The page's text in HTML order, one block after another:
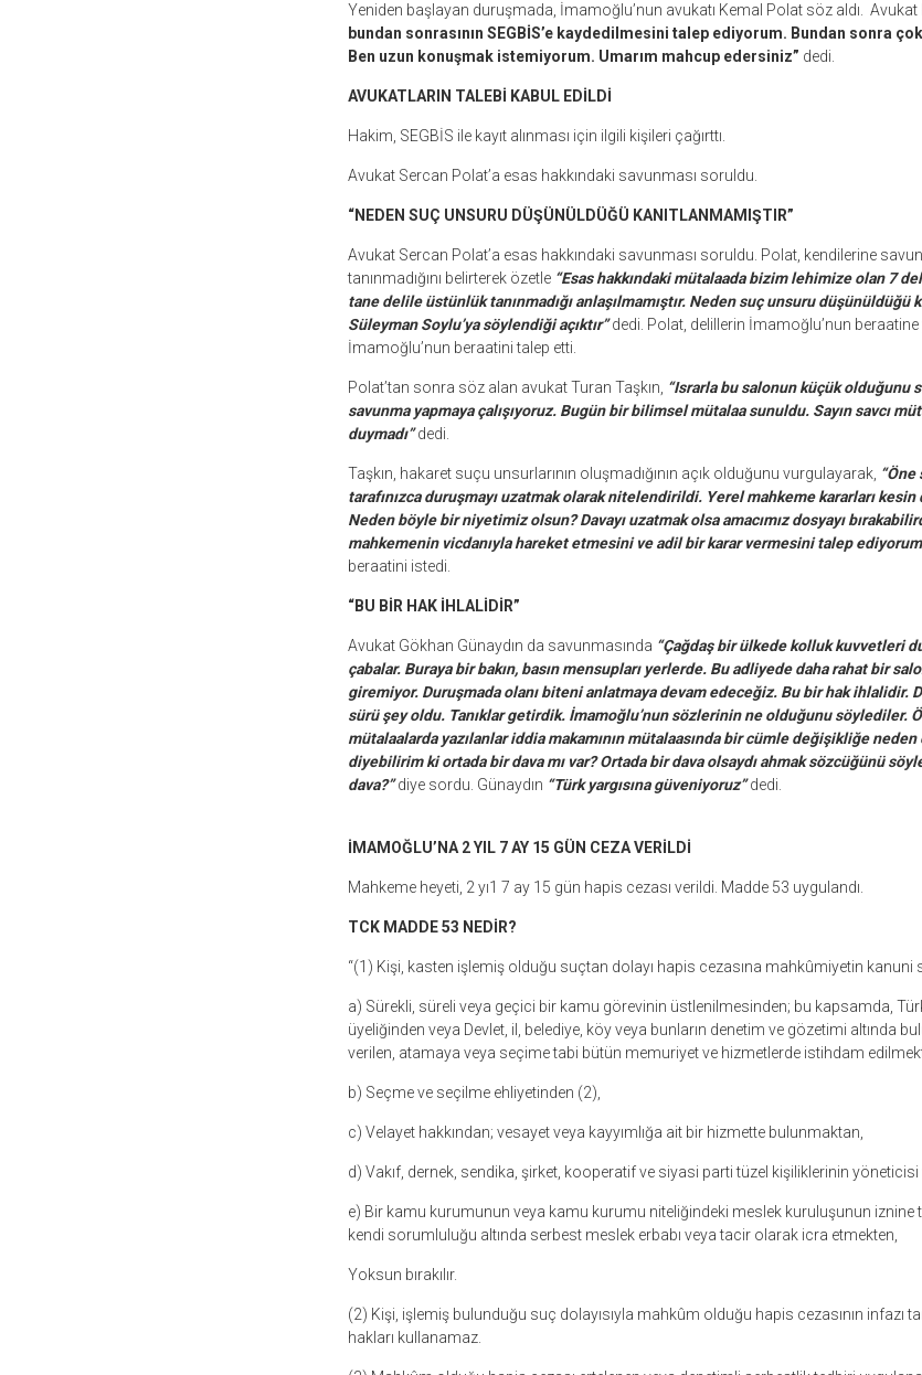
Yeniden başlayan duruşmada, İmamoğlu’nun avukatı Kemal Polat söz aldı. Avukat
bundan sonrasının SEGBİS’e kaydedilmesini talep ediyorum. Bundan sonra
Ben uzun konuşmak istemiyorum. Umarım mahcup edersiniz” dedi.
AVUKATLARIN TALEBİ KABUL EDİLDİ
Hakim, SEGBİS ile kayıt alınması için ilgili kişileri çağırttı.
Avukat Sercan Polat’a esas hakkındaki savunması soruldu.
“NEDEN SUÇ UNSURU DÜŞÜNÜLDÜĞÜ KANITLANMAMIŞTIR”
Avukat Sercan Polat’a esas hakkındaki savunması soruldu. Polat, kendilerine
tanınmadığını belirterek özetle “Esas hakkındaki mütalaada bizim lehimize olan 7
tane delile üstünlük tanınmadığı anlaşılmamıştır. Neden suç unsuru düşünüldüğü
Süleyman Soylu’ya söylendiği açıktır”dedi. Polat, delillerin İmamoğlu’nun beraatine
İmamoğlu’nun beraatini talep etti.
Polat’tan sonra söz alan avukat Turan Taşkın, “Israrla bu salonun küçük olduğunu
savunma yapmaya çalışıyoruz. Bugün bir bilimsel mütalaa sunuldu. Sayın savcı
duymadı”dedi.
Taşkın, hakaret suçu unsurlarının oluşmadığının açık olduğunu vurgulayarak,
tarafınızca duruşmayı uzatmak olarak nitelendirildi. Yerel mahkeme kararları
Neden böyle bir niyetimiz olsun? Davayı uzatmak olsa amacımız dosyayı
mahkemenin vicdanıyla hareket etmesini ve adil bir karar vermesini talep
beraatini istedi.
“BU BİR HAK İHLALİDİR”
Avukat Gökhan Günaydın da savunmasında “Çağdaş bir ülkede kolluk kuvvetleri
çabalar. Buraya bir bakın, basın mensupları yerlerde. Bu adliyede daha rahat bir
giremiyor. Duruşmada olanı biteni anlatmaya devam edeceğiz. Bu bir hak ihlalidir.
sürü şey oldu. Tanıklar getirdik. İmamoğlu’nun sözlerinin ne olduğunu söylediler.
mütalaalarda yazılanlar iddia makamının mütalaasında bir cümle değişikliğe
diyebilirim ki ortada bir dava mı var? Ortada bir dava olsaydı ahmak sözcüğünü
dava?”diye sordu. Günaydın “Türk yargısına güveniyoruz”dedi.
İMAMOĞLU’NA 2 YIL 7 AY 15 GÜN CEZA VERİLDİ
Mahkeme heyeti, 2 yı1 7 ay 15 gün hapis cezası verildi. Madde 53 uygulandı.
TCK MADDE 53 NEDİR?
“(1) Kişi, kasten işlemiş olduğu suçtan dolayı hapis cezasına mahkûmiyetin
a) Sürekli, süreli veya geçici bir kamu görevinin üstlenilmesinden; bu kapsamda,
üyeliğinden veya Devlet, il, belediye, köy veya bunların denetim ve gözetimi altında
verilen, atamaya veya seçime tabi bütün memuriyet ve hizmetlerde istihdam
b) Seçme ve seçilme ehliyetinden (2),
c) Velayet hakkından; vesayet veya kayyımlığa ait bir hizmette bulunmaktan,
d) Vakıf, dernek, sendika, şirket, kooperatif ve siyasi parti tüzel kişiliklerinin
e) Bir kamu kurumunun veya kamu kurumu niteliğindeki meslek kuruluşunun iznine
kendi sorumluluğu altında serbest meslek erbabı veya tacir olarak icra etmekten,
Yoksun bırakılır.
(2) Kişi, işlemiş bulunduğu suç dolayısıyla mahkûm olduğu hapis cezasının infazı
hakları kullanamaz.